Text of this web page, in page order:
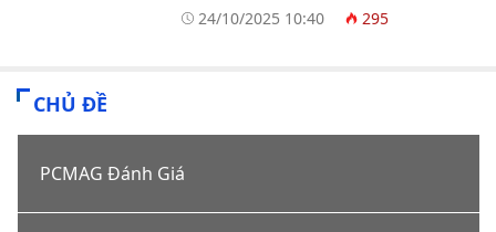
24/10/2025 10:40 295
CHỦ ĐỀ
PCMAG Đánh Giá